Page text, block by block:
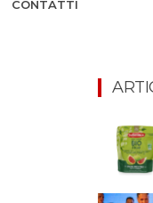
CONTATTI